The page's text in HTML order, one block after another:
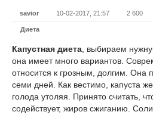
savior 10-02-2017, 21:57 2 600
Диета
Капустная диета , выбираем
она имеет много вариантов.
относится к грозным, долгим. Она
семи дней. Как вестимо, капуста
голода утоляя. Принято считать,
содействует, жиров сжиганию.